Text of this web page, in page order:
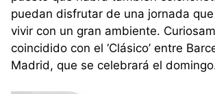
puedan disfrutar de una jornada
vivir con un gran ambiente.
coincidido con el ‘Clásico’ entre
Madrid, que se celebrará el